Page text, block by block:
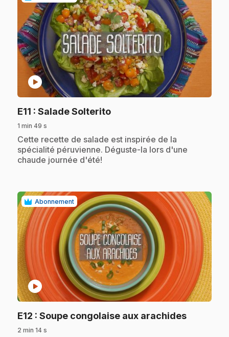
play_circle
E11 : Salade Solterito.
1 min 49 s
.Cette recette de salade est inspirée de la
spécialité péruvienne. Déguste-la lors d'une
chaude journée d'été!
Abonnement
play_circle
E12 : Soupe congolaise aux arachides.
2 min 14 s